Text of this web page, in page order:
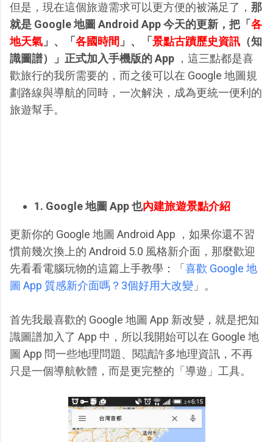
但是，現在這個旅遊需求可以更方便的被滿足了， 那
就是 Google 地圖 Android App 今天的更新，把「 各
地天氣 」、「 各國時間 」、「 景點古蹟歷史資訊 （知
識圖譜）」正式加入手機版的 App ，這三點都是喜
歡旅行的我所需要的，而之後可以在 Google 地圖規
劃路線與導航的同時，一次解決，成為更統一便利的
旅遊幫手。
1. Google 地圖 App 也內建旅遊景點介紹
更新你的 Google 地圖 Android App ，如果你還不習
慣前幾次換上的 Android 5.0 風格新介面，那麼歡迎
先看看電腦玩物的這篇上手教學：「 喜歡 Google 地
圖 App 質感新介面嗎？3個好用大改變 」。
首先我最喜歡的 Google 地圖 App 新改變，就是把知
識圖譜加入了 App 中，所以我開始可以在 Google 地
圖 App 問一些地理問題、閱讀許多地理資訊，不再
只是一個導航軟體，而是更完整的「導遊」工具。